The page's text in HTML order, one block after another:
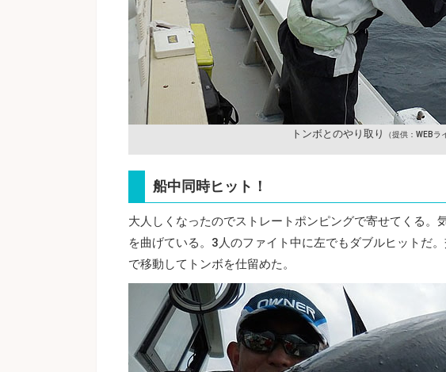
トンボとのやり取り （提供：WEBラ
船中同時ヒット！
大人しくなったのでストレートポンピングで寄せてくる。
を曲げている。3人のファイト中に左でもダブルヒットだ
で移動してトンボを仕留めた。